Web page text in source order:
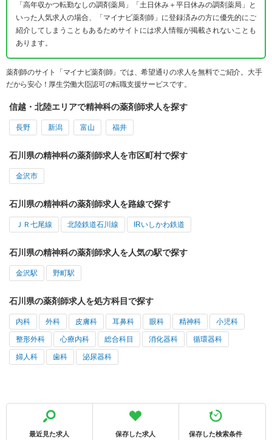
「高年収かつ転勤なしの調剤薬局」「土日休み＋平日休みの調剤薬局」と
いった人気求人の場合、「マイナビ薬剤師」に登録済みの方に優先的にご
紹介してしまうこともあるためサイトには求人情報が掲載されないことも
あります。
薬剤師のサイト「マイナビ薬剤師」では、希望通りの求人を無料でご紹介。大手
だから安心！厚生労働大臣認可の転職支援サービスです。
信越・北陸エリアで精神科の薬剤師求人を探す
長野 新潟 富山 福井
石川県の精神科の薬剤師求人を市区町村で探す
金沢市
石川県の精神科の薬剤師求人を路線で探す
ＪＲ七尾線 北陸鉄道石川線 IRいしかわ鉄道
石川県の精神科の薬剤師求人を人気の駅で探す
金沢駅 野町駅
石川県の薬剤師求人を処方科目で探す
内科 外科 皮膚科 耳鼻科 眼科 精神科 小児科
整形外科 心療内科 総合科目 消化器科 循環器科
婦人科 歯科 泌尿器科
最近見た求人 保存した求人 保存した検索条件